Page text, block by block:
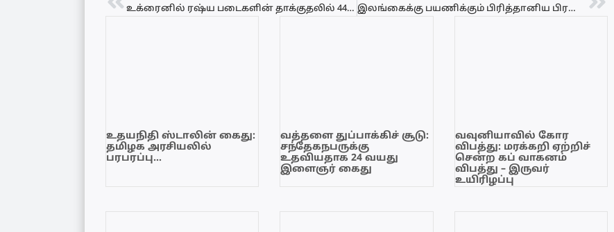
உக்ரைனில் ரஷ்ய படைகளின் தாக்குதலில் 44 பேர் உயிரிழப்பு இலங்கைக்கு பயணிக்கும் பிரித்தானிய பிரஜைகளுக்கு பயண ஆலோசனை
உதயநிதி ஸ்டாலின் கைது:
தமிழக அரசியலில்
பரபரப்பு…
வத்தளை துப்பாக்கிச் சூடு:
சந்தேகநபருக்கு
உதவியதாக 24 வயது
இளைஞர் கைது
வவுனியாவில் கோர
விபத்து: மரக்கறி ஏற்றிச்
சென்ற கப் வாகனம்
விபத்து – இருவர்
உயிரிழப்பு